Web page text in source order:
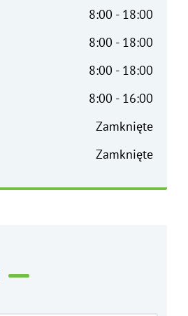
8:00 - 18:00
8:00 - 18:00
8:00 - 18:00
8:00 - 16:00
Zamknięte
Zamknięte